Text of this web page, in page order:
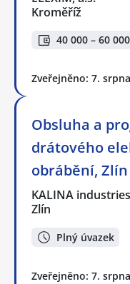
Kroměříž
40 000 – 60
Zveřejněno: 7. srpna
Obsluha a
drátového
obrábění, Zlín
KALINA
Zlín
Plný úvazek
Zveřejněno: 7. srpna